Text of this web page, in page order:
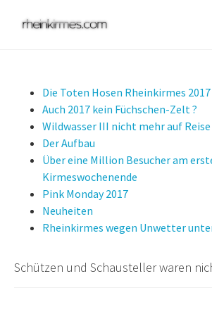
Die Toten Hosen Rheinkirmes 2017
Auch 2017 kein Füchschen-Zelt ?
Wildwasser III nicht mehr auf Reise
Der Aufbau
Über eine Million Besucher am
Kirmeswochenende
Pink Monday 2017
Neuheiten
Rheinkirmes wegen Unwetter
Schützen und Schausteller waren